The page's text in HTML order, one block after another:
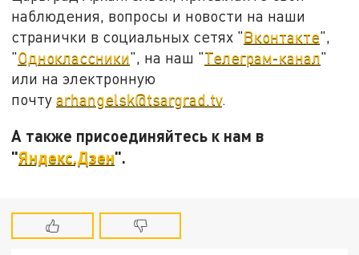
наблюдения, вопросы и новости на наши
странички в социальных сетях "Вконтакте",
"Одноклассники", на наш "Телеграм-канал"
или на электронную
почтуarhangelsk@tsargrad.tv.
А также присоединяйтесь к нам в
"Яндекс.Дзен".